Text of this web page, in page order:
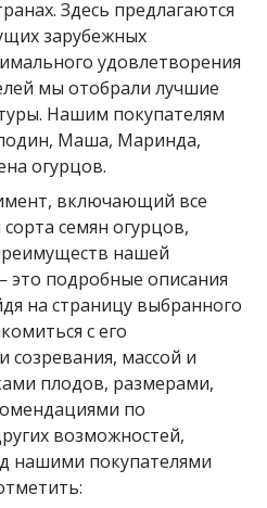
Здесь предлагаются
зарубежных
удовлетворения
мы отобрали лучшие
Нашим покупателям
Маша, Маринда,
огурцов.
включающий все
семян огурцов,
нашей
подробные описания
на страницу выбранного
с его
созревания, массой и
плодов, размерами,
по
возможностей,
нашими покупателями